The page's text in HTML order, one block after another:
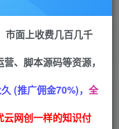
APP下载
GO
市面上收费几百几千
、脚本源码等资源，
(推广佣金70%)， 全
网创一样的知识付